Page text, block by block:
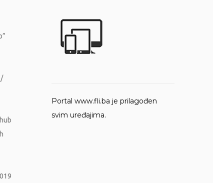
/
Portal www.fli.ba je prilagođen
svim uređajima.